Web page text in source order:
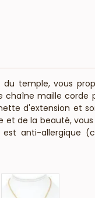
du temple, vous
maille corde
d'extension et
et de la beauté,
anti-allergique